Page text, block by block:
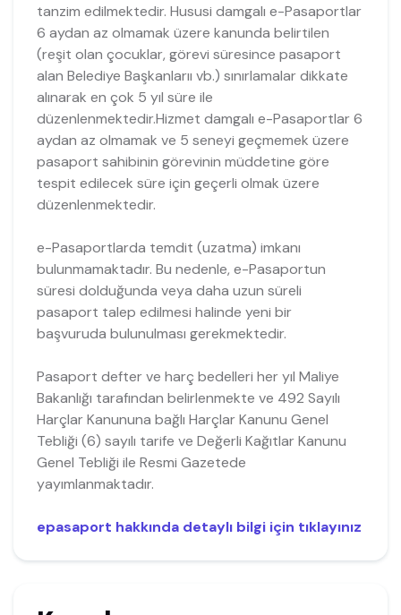
tanzim edilmektedir. Hususi damgalı e-Pasaportlar
6 aydan az olmamak üzere kanunda belirtilen
(reşit olan çocuklar, görevi süresince pasaport
alan Belediye Başkanlarıı vb.) sınırlamalar dikkate
alınarak en çok 5 yıl süre ile
düzenlenmektedir.Hizmet damgalı e-Pasaportlar 6
aydan az olmamak ve 5 seneyi geçmemek üzere
pasaport sahibinin görevinin müddetine göre
tespit edilecek süre için geçerli olmak üzere
düzenlenmektedir.
e-Pasaportlarda temdit (uzatma) imkanı
bulunmamaktadır. Bu nedenle, e-Pasaportun
süresi dolduğunda veya daha uzun süreli
pasaport talep edilmesi halinde yeni bir
başvuruda bulunulması gerekmektedir.
Pasaport defter ve harç bedelleri her yıl Maliye
Bakanlığı tarafından belirlenmekte ve 492 Sayılı
Harçlar Kanununa bağlı Harçlar Kanunu Genel
Tebliği (6) sayılı tarife ve Değerli Kağıtlar Kanunu
Genel Tebliği ile Resmi Gazetede
yayımlanmaktadır.
epasaport hakkında detaylı bilgi için tıklayınız